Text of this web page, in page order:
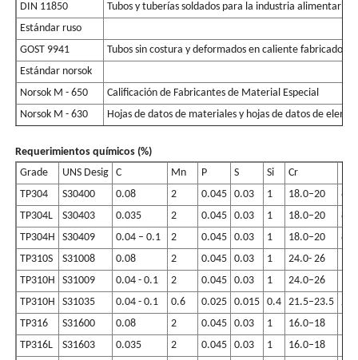
DIN 11850
Tubos y tuberías soldados para la industria
Estándar ruso
GOST 9941
Tubos sin costura y deformados en caliente fabricados
Estándar norsok
Norsok M - 650
Calificación de Fabricantes de Material Especial
Norsok M - 630
Hojas de datos de materiales y hojas de datos de
Requerimientos químicos (%)
Grade
UNS Desig C Mn P S Si Cr
TP304
S30400 0.08 2 0.045 0.03 1 18.0–20
TP304L
S30403 0.035 2 0.045 0.03 1 18.0–20
TP304H
S30409 0.04 – 0.1 2 0.045 0.03 1 18.0–20
TP310S
S31008 0.08 2 0.045 0.03 1 24.0- 26
TP310H
S31009 0.04 - 0.1 2 0.045 0.03 1 24.0–26
TP310H
S31035 0.04 - 0.1 0.6 0.025 0.015 0.4 21.5–23.5
TP316
S31600 0.08 2 0.045 0.03 1 16.0–18
TP316L
S31603 0.035 2 0.045 0.03 1 16.0–18